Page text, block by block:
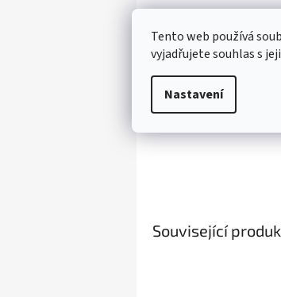
Tento web používá
vyjadřujete souhlas s
Nastavení
Související